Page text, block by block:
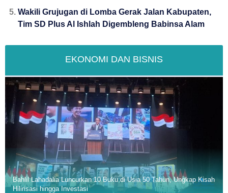
Wakili Grujugan di Lomba Gerak Jalan Kabupaten,
Tim SD Plus Al Ishlah Digembleng Babinsa Alam
EKONOMI DAN BISNIS
Bahlil Lahadalia Luncurkan 10 Buku di Usia 50 Tahun, Ungkap Kisah
Hilirisasi hingga Investasi